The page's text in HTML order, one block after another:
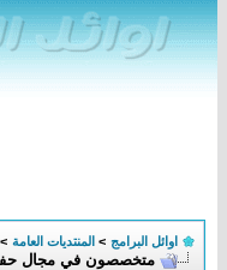
اوائل البرامج > المنتديات العامة >
متخصصون في مجال حفر